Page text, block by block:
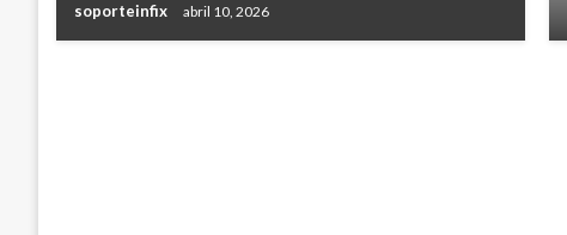
soporteinfix abril 10, 2026